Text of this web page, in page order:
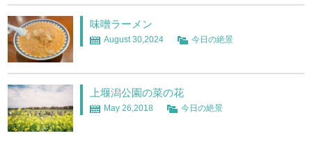
味噌ラーメン
August 30,2024 今日の絶景
上堰潟公園の菜の花
May 26,2018 今日の絶景